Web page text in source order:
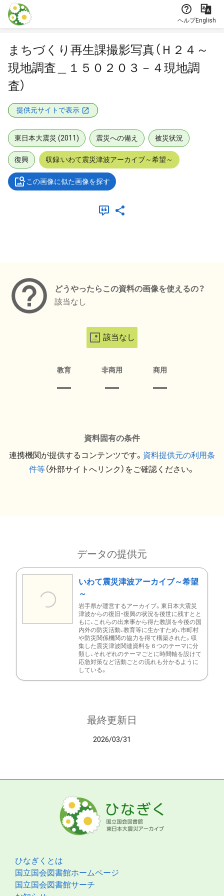
本文に飛ぶ
ヘルプEnglish
まちづくり再生課撮影写真（Ｈ２４～
現地調査＿１５０２０３－４現地調
査）
提供元サイトで表示
東日本大震災 (2011) 震災への備え 被災状況
復興 収録:いわて震災津波アーカイブ～希望～
この画像に似た画像を探す
どうやったらこの資料の画像を使えるの？
該当なし
該当なし
教育 非商用 商用
資料固有の条件
連携機関が提供するコンテンツです。 資料提供元の利用条
件等（外部サイトへリンク）をご確認ください。
データの提供元
いわて震災津波アーカイブ～希望
～
岩手県が運営するアーカイブ。東日本大震災
津波からの復旧・復興の状況を後世に残すとと
もに、これらの出来事から得た教訓を今後の国
内外の防災活動、教育等に生かすため、市町村
や防災関係機関の協力を得て構築された。収
集した震災津波関連資料を６つのテーマに分
類し、それぞれのテーマごとに時間軸を設けて
応急対策など活動ごとの流れも分かるように
している。
最終更新日
2026/03/31
ひなぎくとは
国立国会図書館ホームページ
国立国会図書館サーチ